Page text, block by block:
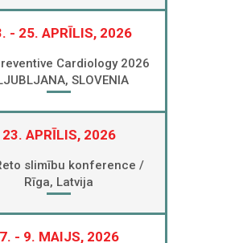
- 25. APRĪLIS, 2026
Cardiology 2026
SLOVENIA
23. APRĪLIS, 2026
slimību konference /
Rīga, Latvija
7. - 9. MAIJS, 2026